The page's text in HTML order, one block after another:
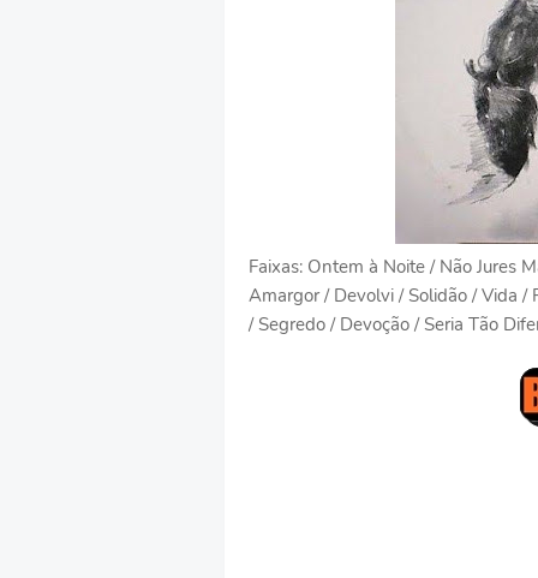
Faixas: Ontem à Noite / Não Jures
Amargor / Devolvi / Solidão / Vida /
/ Segredo / Devoção / Seria Tão